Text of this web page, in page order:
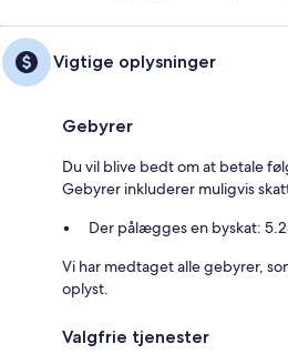
Vigtige oplysninger
Gebyrer
Du vil blive bedt om at betale
Gebyrer inkluderer muligvis
Der pålægges en byskat:
Vi har medtaget alle gebyrer,
oplyst.
Valgfrie tjenester